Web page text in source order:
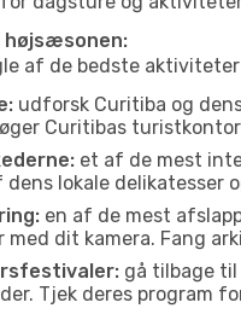
højsæsonen:
af de bedste
udforsk Curitiba og
Curitibas
et af de mest
lokale delikatesser
en af de mest
dit kamera. Fang
gå tilbage
Tjek deres program